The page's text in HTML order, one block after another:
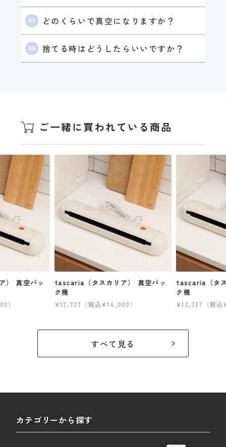
どのくらいで真空になりますか？
捨てる時はどうしたらいいですか？
ご一緒に買われている商品
） 真空パッ
）
tascaria（タスカリア） 真空パッ
ク機
¥12,727（税込¥14,000）
tascaria（タ
ク機
¥12,727（税
すべて見る
カテゴリーから探す